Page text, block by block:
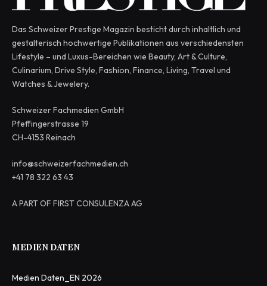
Das Schweizer Prestige Magazin besticht durch inhaltlich und
gestalterisch hochwertige Publikationen aus verschiedensten
Lifestyle – und Luxus-Bereichen wie Beauty, Art & Culture,
Culinarium, Drive Style, Fashion, Finance, Living, Travel und
Watches & Jewelery.
Schweizer Fachmedien GmbH
Pfeffingerstrasse 19
CH-4153 Reinach
info@schweizerfachmedien.ch
+41 78 322 63 43
A PART OF FIRST CONSULENZA AG
MEDIEN DATEN
Medien Daten_EN 2026